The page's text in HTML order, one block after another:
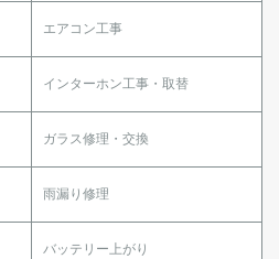
エアコン工事
インターホン工事・取替
ガラス修理・交換
雨漏り修理
バッテリー上がり